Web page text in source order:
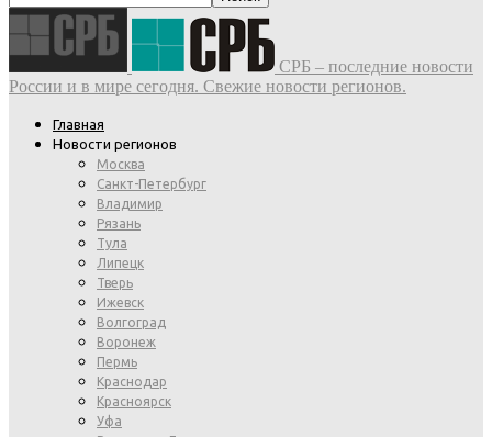
СРБ – последние новости
России и в мире сегодня. Свежие новости регионов.
Главная
Новости регионов
Москва
Санкт-Петербург
Владимир
Рязань
Тула
Липецк
Тверь
Ижевск
Волгоград
Воронеж
Пермь
Краснодар
Красноярск
Уфа